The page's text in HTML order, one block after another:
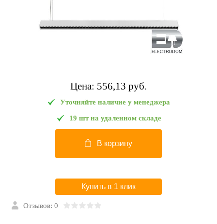
Цена: 556,13 pуб.
Уточняйте наличие у менеджера
19 шт на удаленном складе
В корзину
Купить в 1 клик
Отзывов: 0